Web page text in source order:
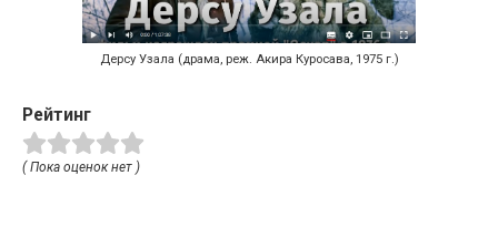
Дерсу Узала (драма, реж. Акира Куросава, 1975 г.)
Рейтинг
( Пока оценок нет )